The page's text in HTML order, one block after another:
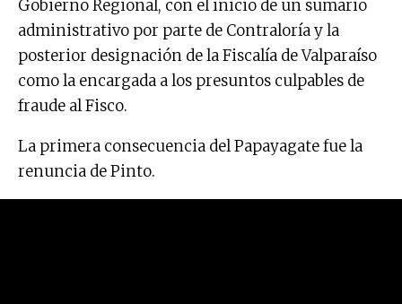
Gobierno Regional, con el inicio de un sumario
administrativo por parte de Contraloría y la
posterior designación de la Fiscalía de Valparaíso
como la encargada a los presuntos culpables de
fraude al Fisco.
La primera consecuencia del Papayagate fue la
renuncia de Pinto.